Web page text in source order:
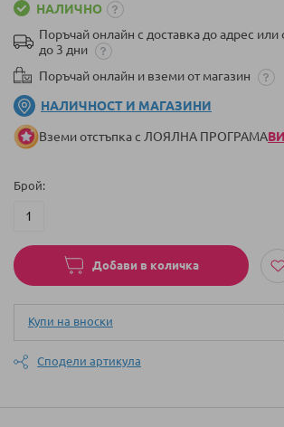
НАЛИЧНО
Поръчай онлайн с доставка до адрес
до 3 дни
Поръчай онлайн и вземи от магазин
НАЛИЧНОСТ И МАГАЗИНИ
Вземи отстъпка с ЛОЯЛНА ПРОГРАМА
Брой
Добави в количка
Купи на вноски
Сподели артикула